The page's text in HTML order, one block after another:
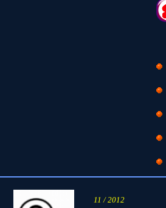
11 / 2012